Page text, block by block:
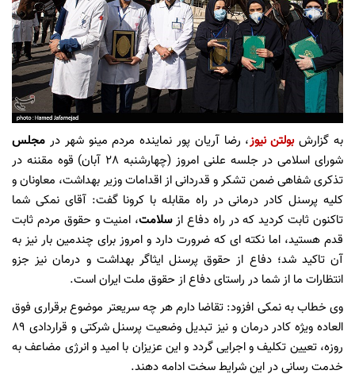
به گزارشبولتن نیوز، رضا آریان پور نماینده مردم مینو شهر در مجلس
شورای اسلامی در جلسه علنی امروز (چهارشنبه 28 آبان) قوه مقننه در
تذکری شفاهی ضمن تشکر و قدردانی از اقدامات وزیر بهداشت، معاونان و
کلیه پرسنل کادر درمانی در راه مقابله با کرونا گفت: آقای نمکی شما
تاکنون ثابت کردید که در راه دفاع ازسلامت، امنیت و حقوق مردم ثابت
قدم هستید، اما نکته ای که ضرورت دارد و امروز برای چندمین بار نیز به
آن تاکید شد؛ دفاع از حقوق پرسنل ایثاگر بهداشت و درمان نیز جزو
انتظارات ما از شما در راستای دفاع از حقوق ملت ایران است.
وی خطاب به نمکی افزود: تقاضا دارم هر چه سریعتر موضوع برقراری فوق
العاده ویژه کادر درمان و نیز تبدیل وضعیت پرسنل شرکتی و قراردادی 89
روزه، تعیین تکلیف و اجرایی گردد و این عزیزان با امید و انرژی مضاعف به
خدمت رسانی در این شرایط سخت ادامه دهند.